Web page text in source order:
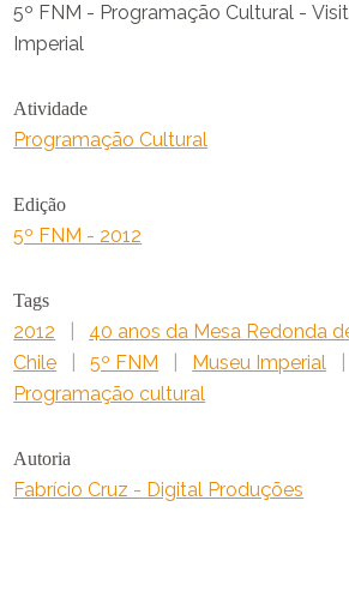
5º FNM - Programação Cultural -
Imperial
Atividade
Programação Cultural
Edição
5º FNM - 2012
Tags
2012
40 anos da Mesa Redonda
Chile
5º FNM Museu Imperial
Programação cultural
Autoria
Fabrício Cruz - Digital Produções